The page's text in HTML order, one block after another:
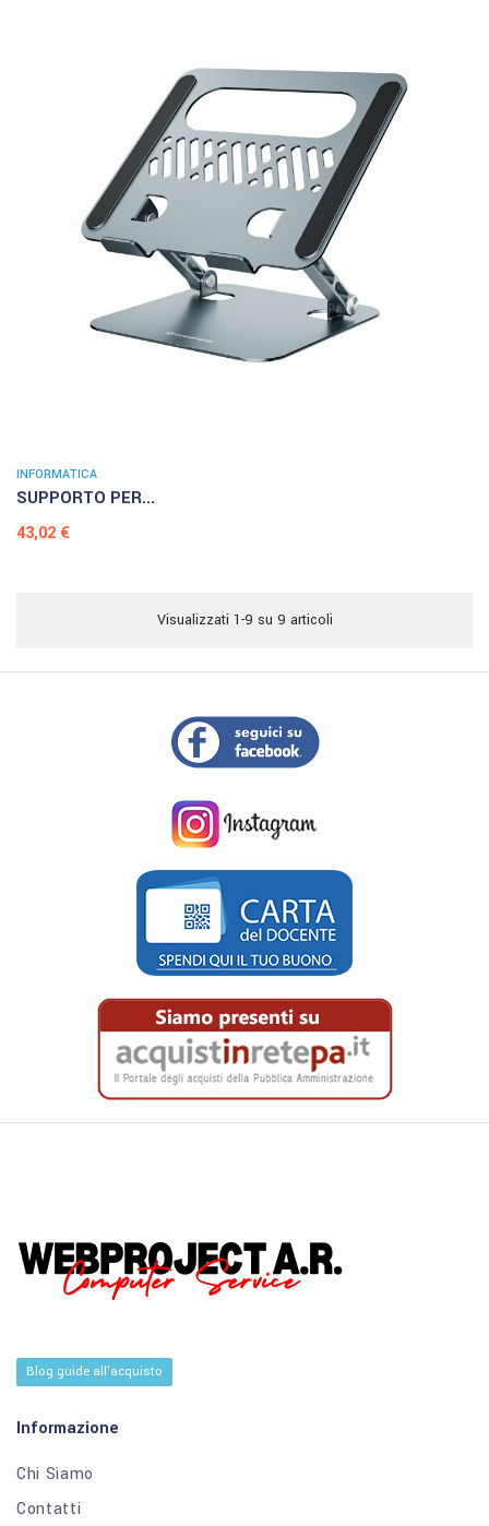
INFORMATICA
SUPPORTO PER...
Prezzo
43,02 €
Visualizzati 1-9 su 9 articoli
Blog guide all'acquisto
Informazione
Chi Siamo
Contatti